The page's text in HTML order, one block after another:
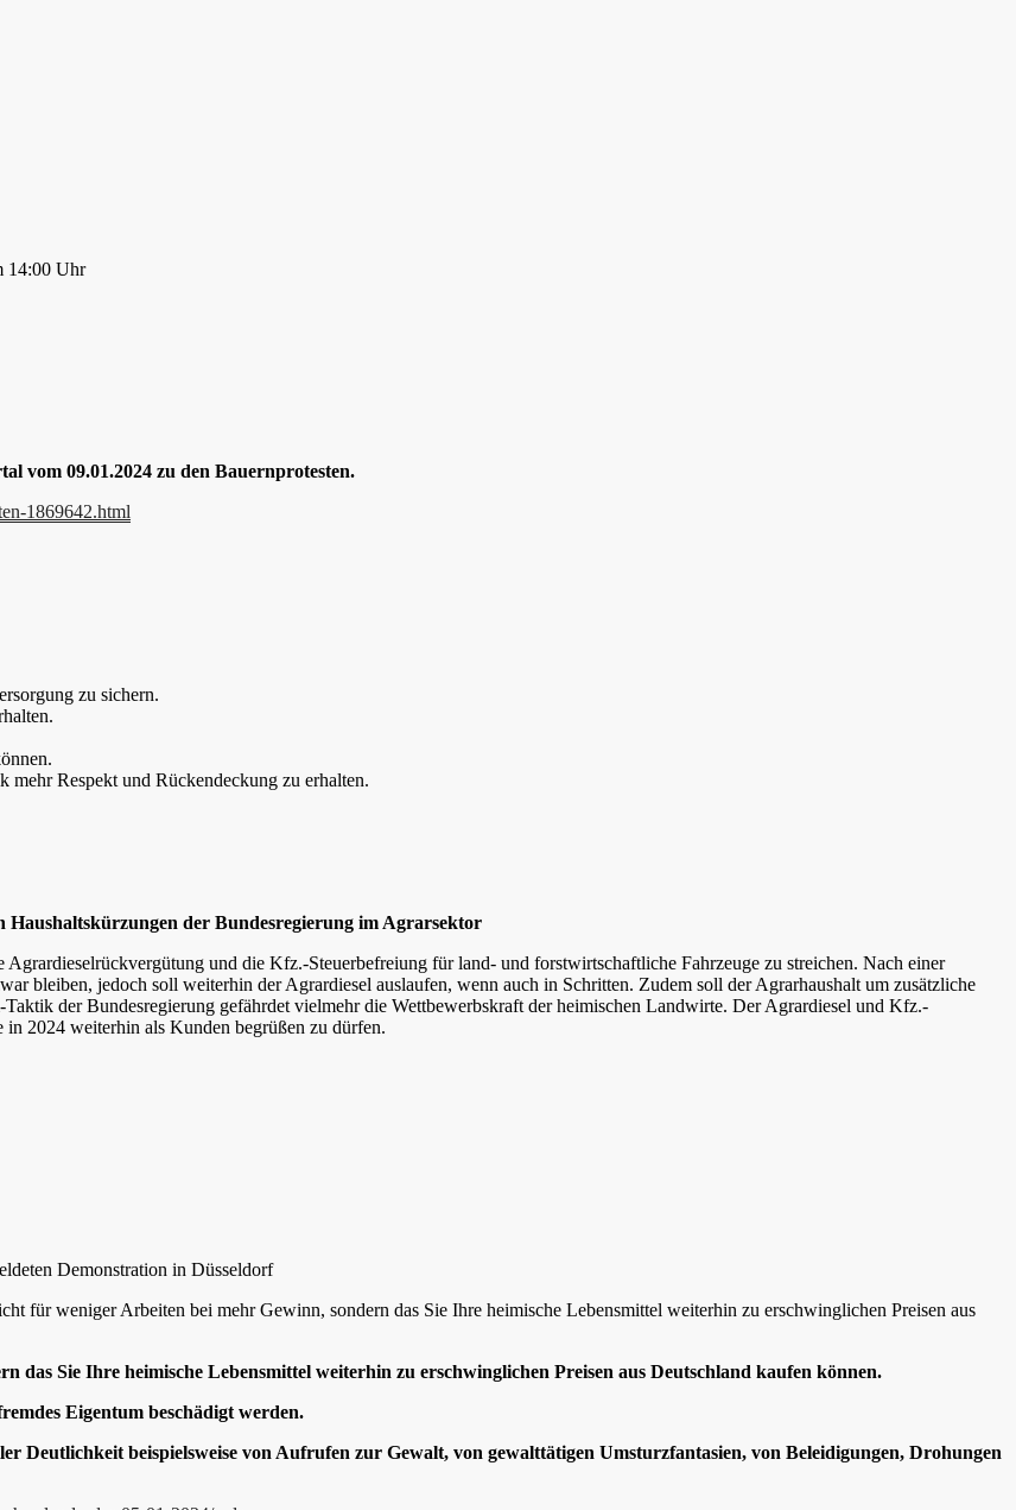
14:00 Uhr
vom 09.01.2024 zu den Bauernprotesten.
1869642.html
zu sichern.
Respekt und Rückendeckung zu erhalten.
Haushaltskürzungen der Bundesregierung im Agrarsektor
und die Kfz.-Steuerbefreiung für land- und forstwirtschaftliche Fahrzeuge zu streichen. Nach einer
bleiben, jedoch soll weiterhin der Agrardiesel auslaufen, wenn auch in Schritten. Zudem soll der Agrarhaushalt um zusätzliche
der Bundesregierung gefährdet vielmehr die Wettbewerbskraft der heimischen Landwirte. Der Agrardiesel und Kfz.-
2024 weiterhin als Kunden begrüßen zu dürfen.
Demonstration in Düsseldorf
für weniger Arbeiten bei mehr Gewinn, sondern das Sie Ihre heimische Lebensmittel weiterhin zu erschwinglichen Preisen aus
Sie Ihre heimische Lebensmittel weiterhin zu erschwinglichen Preisen aus Deutschland kaufen können.
Eigentum beschädigt werden.
Deutlichkeit beispielsweise von Aufrufen zur Gewalt, von gewalttätigen Umsturzfantasien, von Beleidigungen, Drohungen